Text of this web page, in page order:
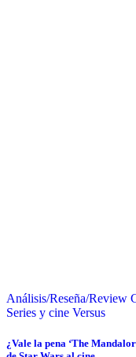
Análisis/Reseña/Review
Series y cine Versus
¿Vale la pena ‘The